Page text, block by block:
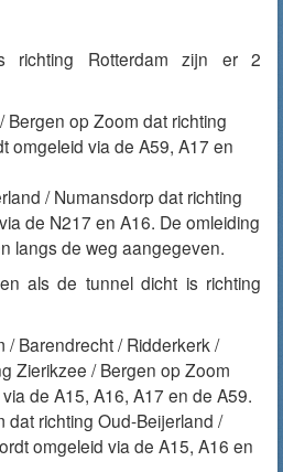
richting Rotterdam zijn er 2
Bergen op Zoom dat richting
omgeleid via de A59, A17 en
/ Numansdorp dat richting
de N217 en A16. De omleiding
langs de weg aangegeven.
als de tunnel dicht is richting
/ Barendrecht / Ridderkerk /
Zierikzee / Bergen op Zoom
de A15, A16, A17 en de A59.
dat richting Oud-Beijerland /
omgeleid via de A15, A16 en